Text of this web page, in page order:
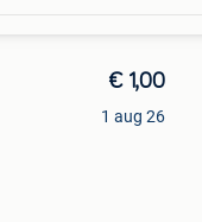
€ 1,00
1 aug 26